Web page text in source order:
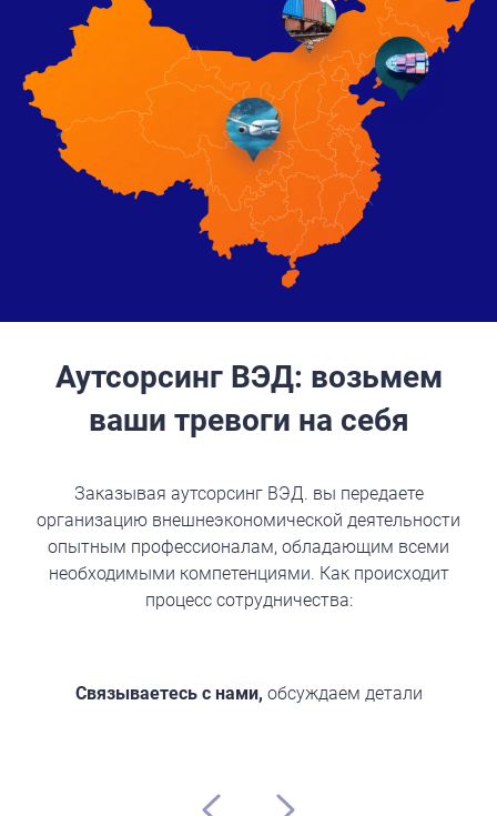
Аутсорсинг ВЭД: возьмем
ваши тревоги на себя
Заказывая аутсорсинг ВЭД. вы передаете
организацию внешнеэкономической деятельности
опытным профессионалам, обладающим всеми
необходимыми компетенциями. Как происходит
процесс сотрудничества:
Связываетесь с нами, обсуждаем детали